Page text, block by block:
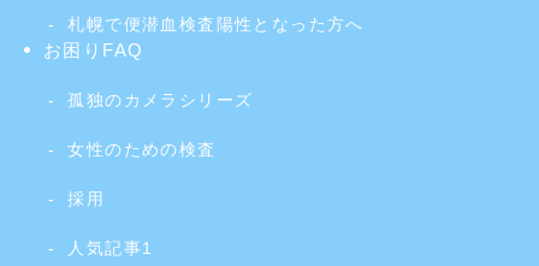
札幌で便潜血検査陽性となった方へ
お困りFAQ
孤独のカメラシリーズ
女性のための検査
採用
人気記事1